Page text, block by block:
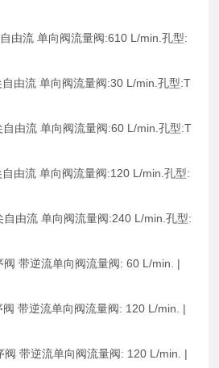
由流 单向阀流量阀:610 L/min.孔型:
由流 单向阀流量阀:30 L/min.孔型:T
由流 单向阀流量阀:60 L/min.孔型:T
由流 单向阀流量阀:120 L/min.孔型:
自由流 单向阀流量阀:240 L/min.孔型:
阀 带逆流单向阀流量阀: 60 L/min. |
带逆流单向阀流量阀: 120 L/min. |
阀 带逆流单向阀流量阀: 120 L/min. |